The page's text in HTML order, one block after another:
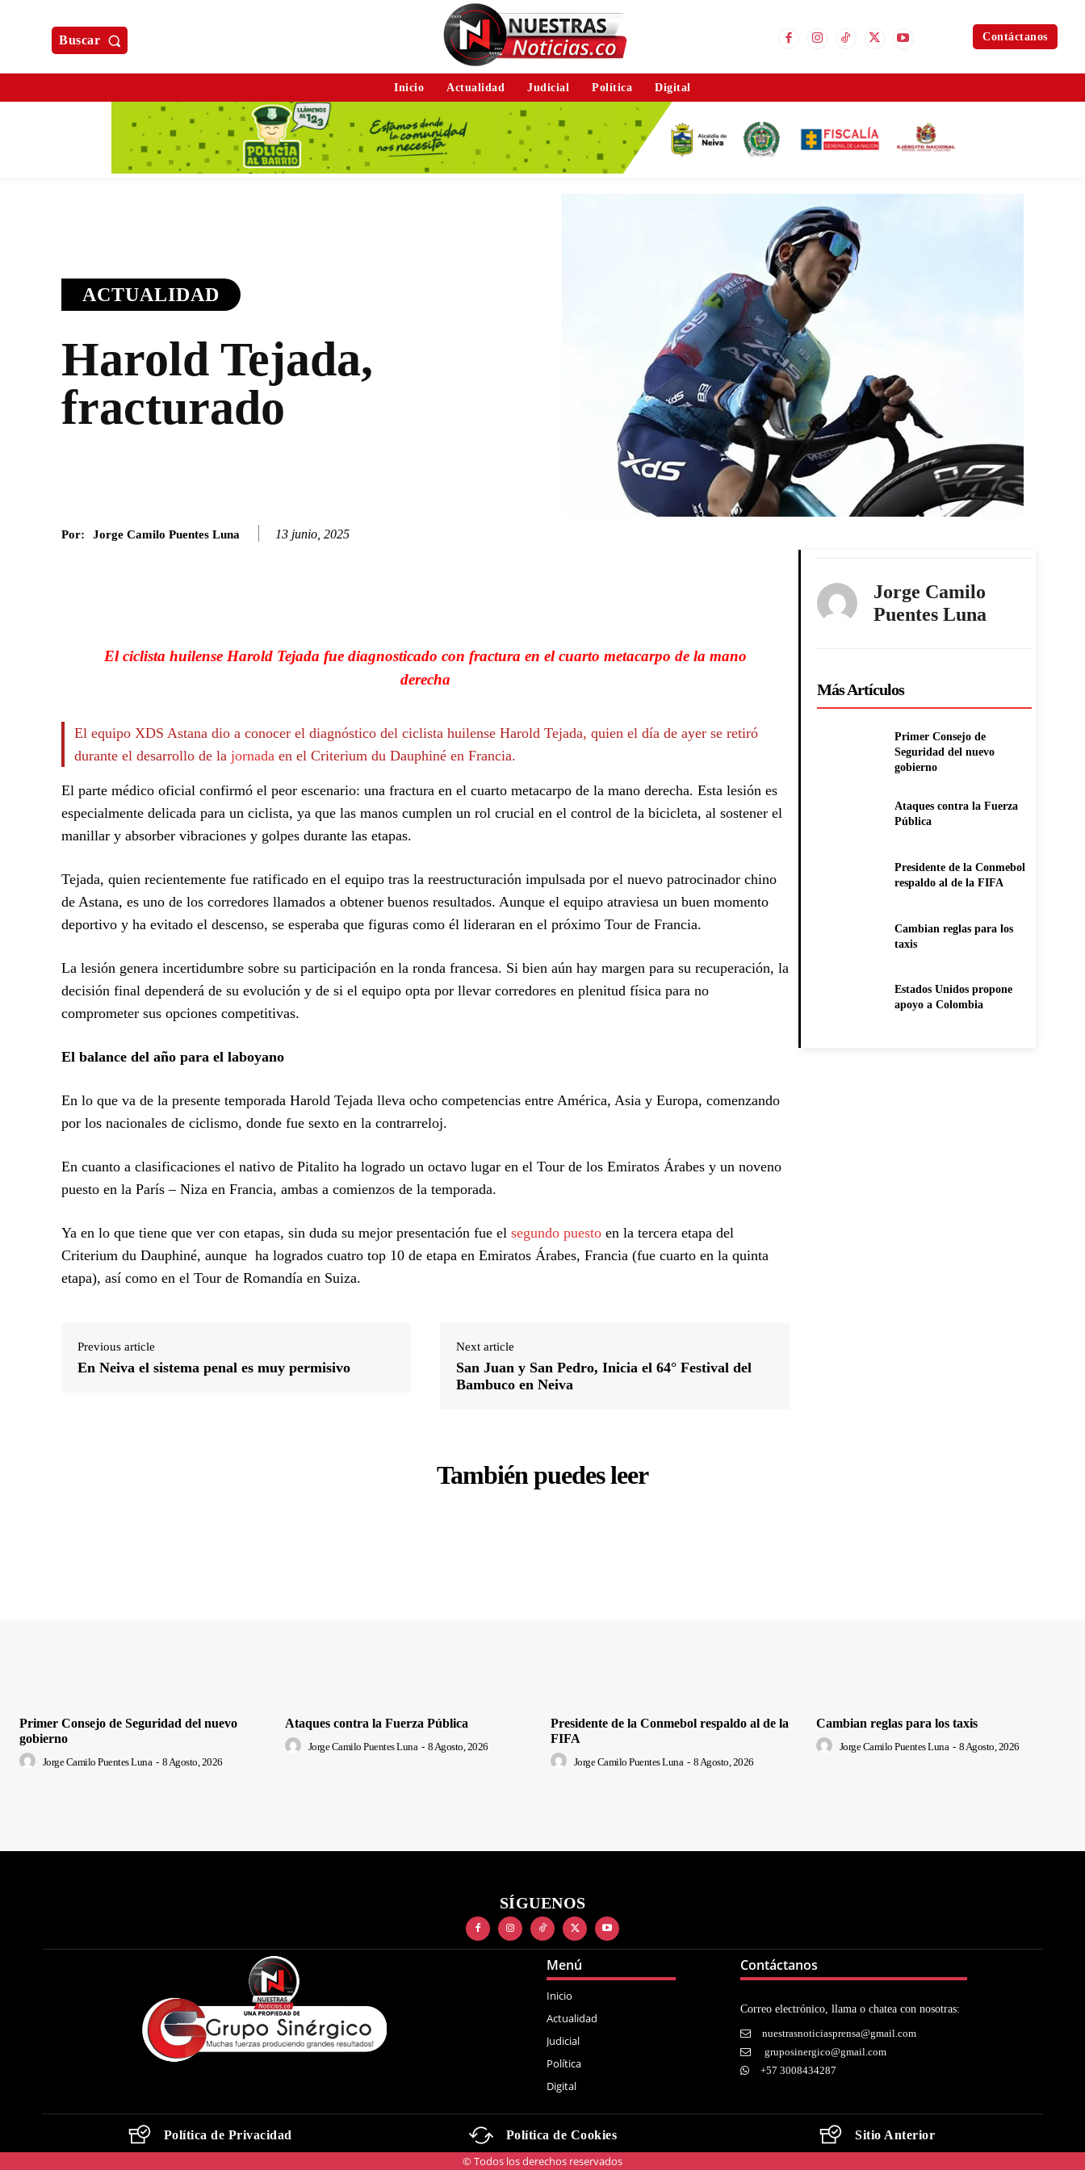
Buscar Contáctanos
Inicio Actualidad Judicial Política Digital
ACTUALIDAD
Harold Tejada,
fracturado
Por: Jorge Camilo Puentes Luna 13 junio, 2025
El ciclista huilense Harold Tejada fue diagnosticado con fractura en el cuarto metacarpo de la mano
derecha
El equipo XDS Astana dio a conocer el diagnóstico del ciclista huilense Harold Tejada, quien el día de ayer se retiró
durante el desarrollo de la jornada en el Criterium du Dauphiné en Francia.
El parte médico oficial confirmó el peor escenario: una fractura en el cuarto metacarpo de la mano derecha. Esta lesión es
especialmente delicada para un ciclista, ya que las manos cumplen un rol crucial en el control de la bicicleta, al sostener el
manillar y absorber vibraciones y golpes durante las etapas.
Tejada, quien recientemente fue ratificado en el equipo tras la reestructuración impulsada por el nuevo patrocinador chino
de Astana, es uno de los corredores llamados a obtener buenos resultados. Aunque el equipo atraviesa un buen momento
deportivo y ha evitado el descenso, se esperaba que figuras como él lideraran en el próximo Tour de Francia.
La lesión genera incertidumbre sobre su participación en la ronda francesa. Si bien aún hay margen para su recuperación, la
decisión final dependerá de su evolución y de si el equipo opta por llevar corredores en plenitud física para no
comprometer sus opciones competitivas.
El balance del año para el laboyano
En lo que va de la presente temporada Harold Tejada lleva ocho competencias entre América, Asia y Europa, comenzando
por los nacionales de ciclismo, donde fue sexto en la contrarreloj.
En cuanto a clasificaciones el nativo de Pitalito ha logrado un octavo lugar en el Tour de los Emiratos Árabes y un noveno
puesto en la París – Niza en Francia, ambas a comienzos de la temporada.
Ya en lo que tiene que ver con etapas, sin duda su mejor presentación fue el segundo puesto en la tercera etapa del
Criterium du Dauphiné, aunque ha logrados cuatro top 10 de etapa en Emiratos Árabes, Francia (fue cuarto en la quinta
etapa), así como en el Tour de Romandía en Suiza.
Previous article
En Neiva el sistema penal es muy permisivo
Next article
San Juan y San Pedro, Inicia el 64° Festival del
Bambuco en Neiva
Jorge Camilo
Puentes Luna
Más Artículos
Primer Consejo de
Seguridad del nuevo
gobierno
Ataques contra la Fuerza
Pública
Presidente de la Conmebol
respaldo al de la FIFA
Cambian reglas para los
taxis
Estados Unidos propone
apoyo a Colombia
También puedes leer
Primer Consejo de Seguridad del nuevo
gobierno
Jorge Camilo Puentes Luna - 8 Agosto, 2026
Ataques contra la Fuerza Pública
Jorge Camilo Puentes Luna - 8 Agosto, 2026
Presidente de la Conmebol respaldo al de la
FIFA
Jorge Camilo Puentes Luna - 8 Agosto, 2026
Cambian reglas para los taxis
Jorge Camilo Puentes Luna - 8 Agosto, 2026
SÍGUENOS
Menú
Inicio
Actualidad
Judicial
Política
Digital
Contáctanos
Correo electrónico, llama o chatea con nosotras:
nuestrasnoticiasprensa@gmail.com
gruposinergico@gmail.com
+57 3008434287
Política de Privacidad Política de Cookies Sitio Anterior
© Todos los derechos reservados